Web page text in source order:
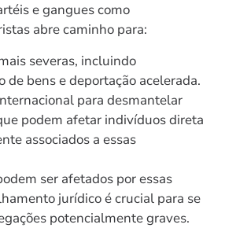
e gangues como
abre caminho para:
severas, incluindo
de bens e deportação acelerada.
para desmantelar
podem afetar indivíduos direta
associados a essas
ser afetados por essas
jurídico é crucial para se
potencialmente graves.